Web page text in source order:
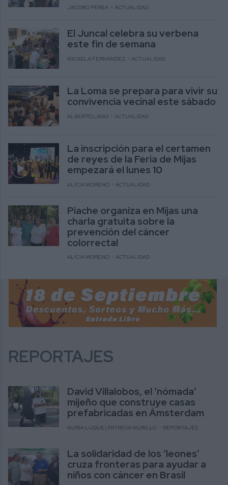
JACOBO PEREA ACTUALIDAD
El Juncal celebra su verbena
este fin de semana
MICAELA FERNÁNDEZ ACTUALIDAD
La Loma se prepara para vivir su
convivencia vecinal este sábado
ALBERTO LAGO ACTUALIDAD
La inscripción para el certamen
de reyes de la Feria de Mijas
empezará el lunes 10
ALICIA MORENO ACTUALIDAD
Piache organiza en Mijas una
charla gratuita sobre la
prevención del cáncer
colorrectal
ALICIA MORENO ACTUALIDAD
REPORTAJES
David Villalobos, el ‘nómada’
mijeño que construye casas
prefabricadas en Ámsterdam
NURIA LUQUE | PATRICIA MURILLO REPORTAJES
La solidaridad de los ‘leones’
cruza fronteras para ayudar a
niños con cáncer en Brasil